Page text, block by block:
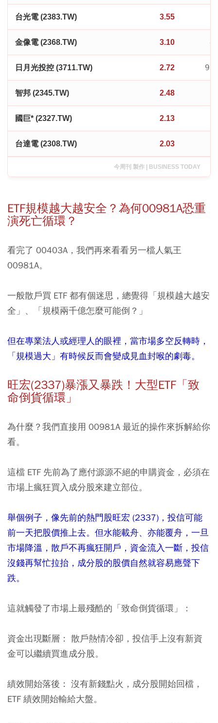
台光電 (2383.TW) 3.55
金像電 (2368.TW) 3.10
日月光投控 (3711.TW) 2.72
智邦 (2345.TW) 2.48
國巨* (2327.TW) 2.13
台達電 (2308.TW) 2.03
今周刊 製作 | BUSINESS TODAY
ETF規模越大越安全？為何00981A恐重
演死亡循環？
看完了 00403A，我們再來看看另一檔人氣王
00981A。
一般散戶買 ETF 都有個迷思，總覺得「規模越大越安
全」、「規模兩千億怎麼可能倒？」
但在專業法人或經理人的眼裡，當市場多空反轉時，
「規模過大」有時候反而會變成見血封喉的劇毒。
旺宏(2337)暴漲又暴跌！大型ETF「致
命倒貨循環」
為什麼？我們直接用 00981A 最近的操作來拆解給你
看。
這檔 ETF 先前為了應付源源不絕的申購資金，必須在
市場上瘋狂買入成分股來建立部位。
舉個例子，像先前的熱門股旺宏 (2337)，投信可能
前一天把股價推上去。但水能載舟、亦能覆舟，一旦
市場降溫，散戶不再瘋狂開戶，資金流入一斷，投信
沒錢再幫忙拉抬，成分股的股價自然就容易應聲下
跌。
這就觸發了市場上最殘酷的「致命倒貨循環」：
資金出現斷層： 散戶熱情冷卻，投信手上沒有新資
金可以繼續買進成分股。
績效開始落後： 沒有新錢點火，成分股開始回檔，
ETF 績效開始輸給大盤。